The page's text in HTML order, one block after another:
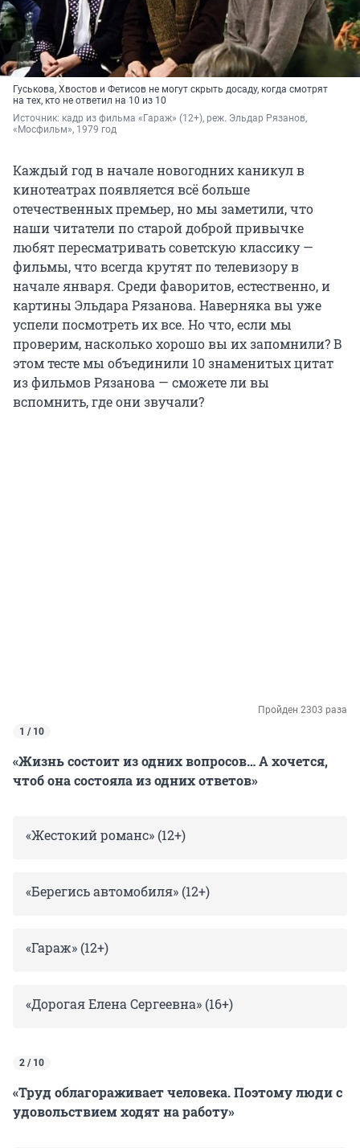
Гуськова, Хвостов и Фетисов не могут скрыть досаду, когда смотрят
на тех, кто не ответил на 10 из 10
Источник: кадр из фильма «Гараж» (12+), реж. Эльдар Рязанов,
«Мосфильм», 1979 год
Каждый год в начале новогодних каникул в
кинотеатрах появляется всё больше
отечественных премьер, но мы заметили, что
наши читатели по старой доброй привычке
любят пересматривать советскую классику —
фильмы, что всегда крутят по телевизору в
начале января. Среди фаворитов, естественно, и
картины Эльдара Рязанова. Наверняка вы уже
успели посмотреть их все. Но что, если мы
проверим, насколько хорошо вы их запомнили? В
этом тесте мы объединили 10 знаменитых цитат
из фильмов Рязанова — сможете ли вы
вспомнить, где они звучали?
Пройден 2303 раза
1 / 10
«Жизнь состоит из одних вопросов… А хочется,
чтоб она состояла из одних ответов»
«Жестокий романс» (12+)
«Берегись автомобиля» (12+)
«Гараж» (12+)
«Дорогая Елена Сергеевна» (16+)
2 / 10
«Труд облагораживает человека. Поэтому люди с
удовольствием ходят на работу»